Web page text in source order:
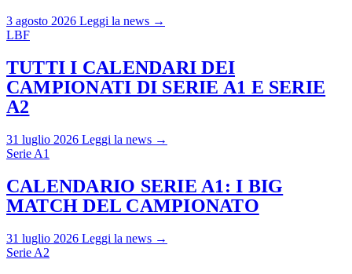
3 agosto 2026 Leggi la news →
LBF
TUTTI I CALENDARI DEI
CAMPIONATI DI SERIE A1 E SERIE
A2
31 luglio 2026 Leggi la news →
Serie A1
CALENDARIO SERIE A1: I BIG
MATCH DEL CAMPIONATO
31 luglio 2026 Leggi la news →
Serie A2